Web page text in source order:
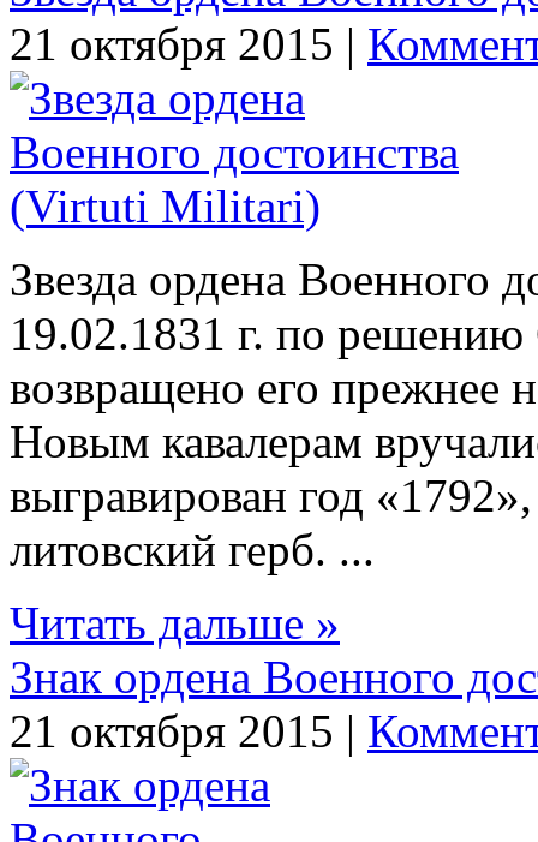
21 октября 2015 |
Звезда ордена Военного
19.02.1831 г. по
возвращено его прежнее
Новым кавалерам
выгравирован год
литовский герб. ...
Читать дальше »
Знак ордена Военного
21 октября 2015 |